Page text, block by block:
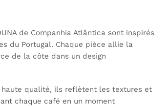
de Companhia Atlântica sont inspirés
du Portugal. Chaque pièce allie la
de la côte dans un design
haute qualité, ils reflètent les textures et
chaque café en un moment